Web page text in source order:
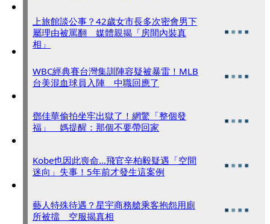
上旅館談公事？42歲女市長多次密會男下
屬理由被罵翻 媒體親揭「房間內裝真
相」
WBC經典賽台灣集訓陣容疑被暴雷！MLB
台美混血球員入陣 中職回應了
鄧佳華偷拍坐牢出獄了！網驚「整個發
福」 媽提醒：那個不要帶回家
Kobe也因此喪命…飛官辛柏毅疑遇「空間
迷向」失事！5年前才發生這案例
藝人特殊待遇？星宇商務艙乘客抱怨用廁
所被擋 空服揭真相